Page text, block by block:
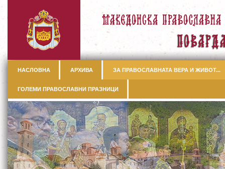
НАСЛОВНА АРХИВА ЗА ПРАВОСЛАВНАТА ВЕРА И ЖИВОТ...
ГОЛЕМИ ПРАВОСЛАВНИ ПРАЗНИЦИ